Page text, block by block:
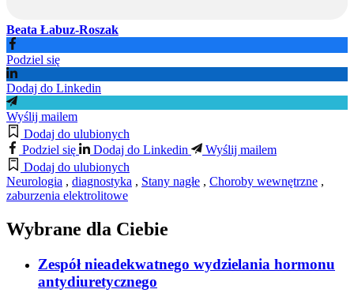
Beata Łabuz-Roszak
Podziel się
Dodaj do Linkedin
Wyślij mailem
Dodaj do ulubionych
Podziel się
Dodaj do Linkedin
Wyślij mailem
Dodaj do ulubionych
Neurologia , diagnostyka , Stany nagłe , Choroby wewnętrzne ,
zaburzenia elektrolitowe
Wybrane dla Ciebie
Zespół nieadekwatnego wydzielania hormonu
antydiuretycznego